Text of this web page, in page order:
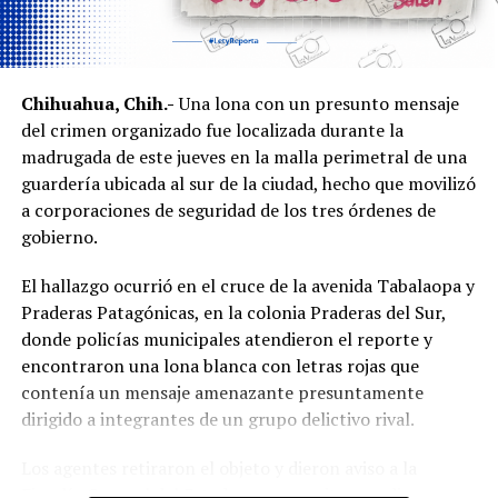
Chihuahua, Chih.-Una lona con un presunto mensaje
del crimen organizado fue localizada durante la
madrugada de este jueves en la malla perimetral de una
guardería ubicada al sur de la ciudad, hecho que movilizó
a corporaciones de seguridad de los tres órdenes de
gobierno.
El hallazgo ocurrió en el cruce de la avenida Tabalaopa y
Praderas Patagónicas, en la colonia Praderas del Sur,
donde policías municipales atendieron el reporte y
encontraron una lona blanca con letras rojas que
contenía un mensaje amenazante presuntamente
dirigido a integrantes de un grupo delictivo rival.